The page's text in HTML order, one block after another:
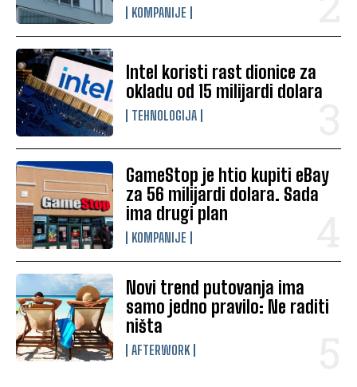
KOMPANIJE
Intel koristi rast dionice za
okladu od 15 milijardi dolara
TEHNOLOGIJA
GameStop je htio kupiti eBay
za 56 milijardi dolara. Sada
ima drugi plan
KOMPANIJE
Novi trend putovanja ima
samo jedno pravilo: Ne raditi
ništa
AFTERWORK